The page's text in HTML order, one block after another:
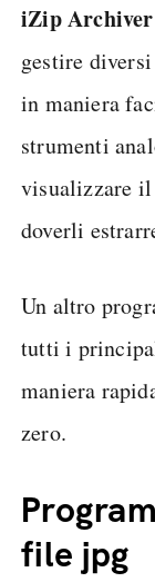
iZip Archiver
gestire
in maniera
strumenti
visualizzare
doverli
Un altro
tutti i
maniera
zero.
file jpg